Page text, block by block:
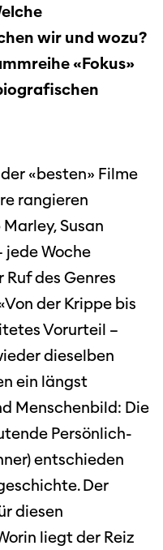
wir und wozu?
«Fokus»
«besten» Filme
rangieren
Susan
jede Woche
Ruf des Genres
der Krippe bis
Vorurteil –
dieselben
ein längst
Menschenbild: Die
Persönlich-
entschieden
Der
diesen
liegt der Reiz